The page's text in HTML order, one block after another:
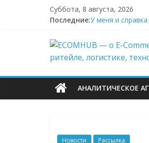
Суббота, 8 августа, 2026
Последние:У меня и справка
Wildberries начал
И тут я во
БПЛА снова
—
о
E-
АНАЛИТИЧЕСКОЕ
Новости Рассылка